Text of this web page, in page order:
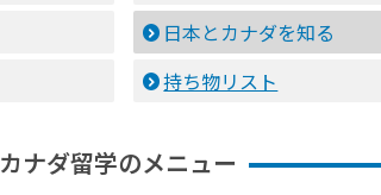
日本とカナダを知る
持ち物リスト
カナダ留学のメニュー